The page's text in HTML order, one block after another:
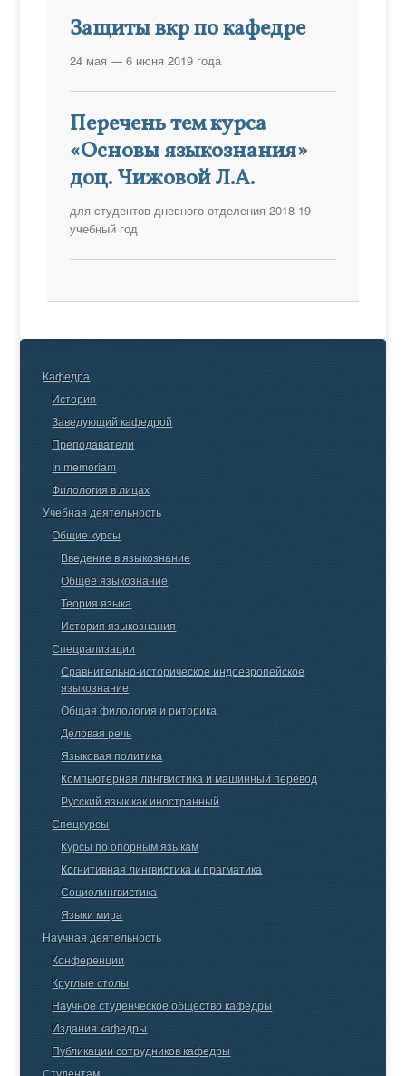
Защиты вкр по кафедре
24 мая — 6 июня 2019 года
Перечень тем курса
«Основы языкознания»
доц. Чижовой Л.А.
для студентов дневного отделения 2018-19
учебный год
Кафедра
История
Заведующий кафедрой
Преподаватели
In memoriam
Филология в лицах
Учебная деятельность
Общие курсы
Введение в языкознание
Общее языкознание
Теория языка
История языкознания
Специализации
Сравнительно-историческое индоевропейское
языкознание
Общая филология и риторика
Деловая речь
Языковая политика
Компьютерная лингвистика и машинный перевод
Русский язык как иностранный
Спецкурсы
Курсы по опорным языкам
Когнитивная лингвистика и прагматика
Социолингвистика
Языки мира
Научная деятельность
Конференции
Круглые столы
Научное студенческое общество кафедры
Издания кафедры
Публикации сотрудников кафедры
Студентам